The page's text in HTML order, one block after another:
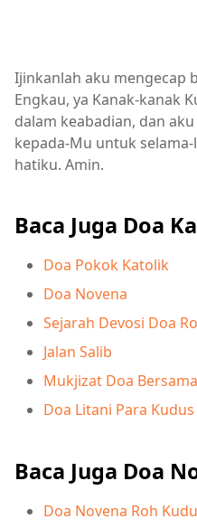
Ijinkanlah aku mengecap
Engkau, ya Kanak-kanak
dalam keabadian, dan
kepada-Mu untuk
hatiku. Amin.
Baca Juga Doa
Doa Pokok Katolik
Doa Novena
Sejarah Devosi Doa
Jalan Salib
Mukjizat Doa
Doa Litani Para Kudus
Baca Juga Doa
Doa Novena Roh